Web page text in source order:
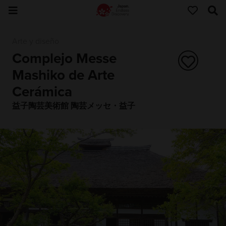
Complejo Messe
Mashiko de Arte
Cerámica
益子陶芸美術館 陶芸メッセ・益子